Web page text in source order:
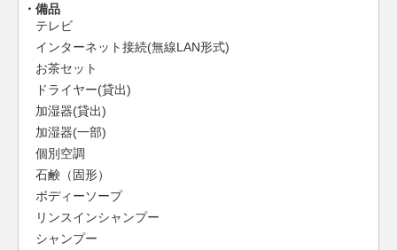
備品
テレビ
インターネット接続(無線LAN形式)
お茶セット
ドライヤー(貸出)
加湿器(貸出)
加湿器(一部)
個別空調
石鹸（固形）
ボディーソープ
リンスインシャンプー
シャンプー